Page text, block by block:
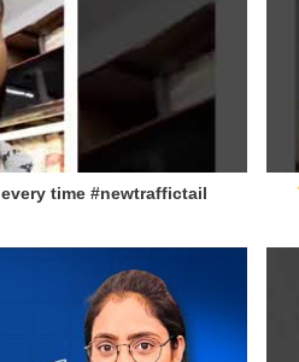
time #newtraffictail